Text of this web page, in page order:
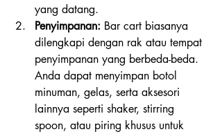
yang datang.
Penyimpanan: Bar cart biasanya
dilengkapi dengan rak atau tempat
penyimpanan yang berbeda-beda.
Anda dapat menyimpan botol
minuman, gelas, serta aksesori
lainnya seperti shaker, stirring
spoon, atau piring khusus untuk